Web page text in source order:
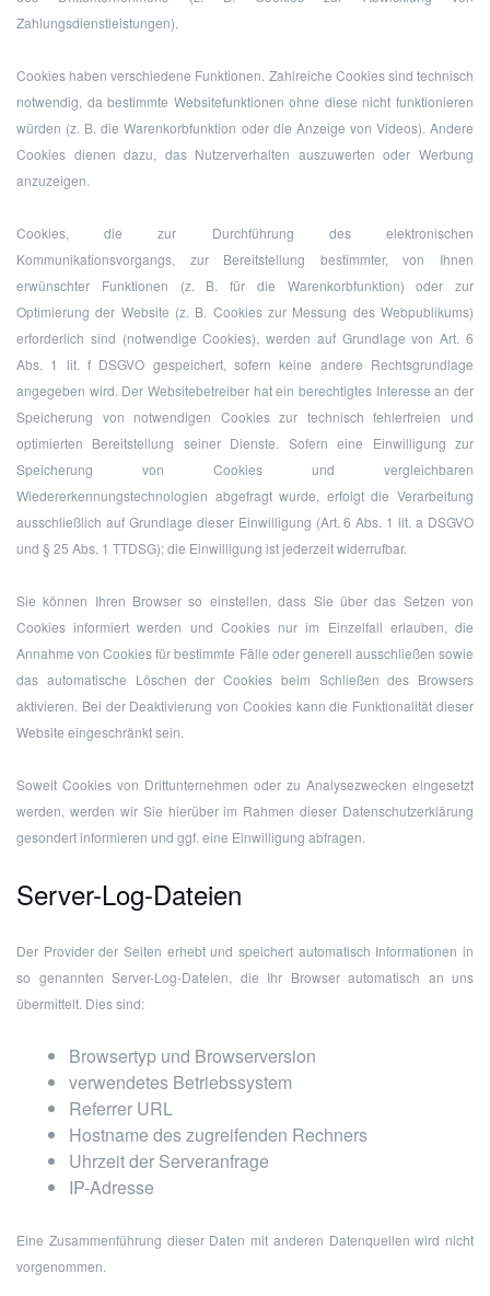
Zahlungsdienstleistungen).
Cookies haben verschiedene Funktionen. Zahlreiche Cookies sind technisch
notwendig, da bestimmte Websitefunktionen ohne diese nicht funktionieren
würden (z. B. die Warenkorbfunktion oder die Anzeige von Videos). Andere
Cookies dienen dazu, das Nutzerverhalten auszuwerten oder Werbung
anzuzeigen.
Cookies, die zur Durchführung des elektronischen
Kommunikationsvorgangs, zur Bereitstellung bestimmter, von Ihnen
erwünschter Funktionen (z. B. für die Warenkorbfunktion) oder zur
Optimierung der Website (z. B. Cookies zur Messung des Webpublikums)
erforderlich sind (notwendige Cookies), werden auf Grundlage von Art. 6
Abs. 1 lit. f DSGVO gespeichert, sofern keine andere Rechtsgrundlage
angegeben wird. Der Websitebetreiber hat ein berechtigtes Interesse an der
Speicherung von notwendigen Cookies zur technisch fehlerfreien und
optimierten Bereitstellung seiner Dienste. Sofern eine Einwilligung zur
Speicherung von Cookies und vergleichbaren
Wiedererkennungstechnologien abgefragt wurde, erfolgt die Verarbeitung
ausschließlich auf Grundlage dieser Einwilligung (Art. 6 Abs. 1 lit. a DSGVO
und § 25 Abs. 1 TTDSG); die Einwilligung ist jederzeit widerrufbar.
Sie können Ihren Browser so einstellen, dass Sie über das Setzen von
Cookies informiert werden und Cookies nur im Einzelfall erlauben, die
Annahme von Cookies für bestimmte Fälle oder generell ausschließen sowie
das automatische Löschen der Cookies beim Schließen des Browsers
aktivieren. Bei der Deaktivierung von Cookies kann die Funktionalität dieser
Website eingeschränkt sein.
Soweit Cookies von Drittunternehmen oder zu Analysezwecken eingesetzt
werden, werden wir Sie hierüber im Rahmen dieser Datenschutzerklärung
gesondert informieren und ggf. eine Einwilligung abfragen.
Server-Log-Dateien
Der Provider der Seiten erhebt und speichert automatisch Informationen in
so genannten Server-Log-Dateien, die Ihr Browser automatisch an uns
übermittelt. Dies sind:
Browsertyp und Browserversion
verwendetes Betriebssystem
Referrer URL
Hostname des zugreifenden Rechners
Uhrzeit der Serveranfrage
IP-Adresse
Eine Zusammenführung dieser Daten mit anderen Datenquellen wird nicht
vorgenommen.